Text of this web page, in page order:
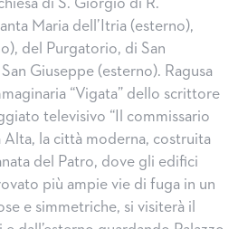
di S. Giorgio di R.
Maria dell’Itria (esterno),
del Purgatorio, di San
Giuseppe (esterno). Ragusa
“Vigata” dello scrittore
televisivo “Il commissario
Alta, la città moderna, costruita
del Patro, dove gli edifici
più ampie vie di fuga in un
e simmetriche, si visiterà il